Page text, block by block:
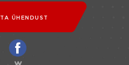
ÜHENDUST